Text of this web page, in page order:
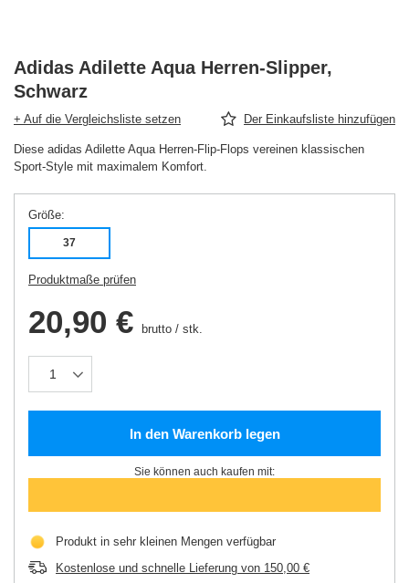
Adidas Adilette Aqua Herren-Slipper,
Schwarz
+ Auf die Vergleichsliste setzen Der Einkaufsliste hinzufügen
Diese adidas Adilette Aqua Herren-Flip-Flops vereinen klassischen
Sport-Style mit maximalem Komfort.
Größe
37
Produktmaße prüfen
20,90 € brutto / stk.
In den Warenkorb legen
Sie können auch kaufen mit:
Produkt in sehr kleinen Mengen verfügbar
Kostenlose und schnelle Lieferung von 150,00 €